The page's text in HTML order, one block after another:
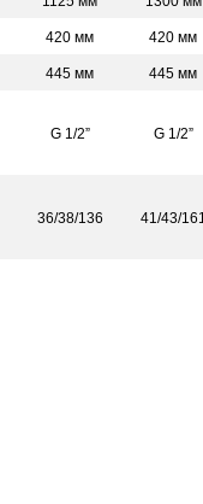
420 мм 420 мм
445 мм 445 мм
G 1/2” G 1/2”
36/38/136 41/43/